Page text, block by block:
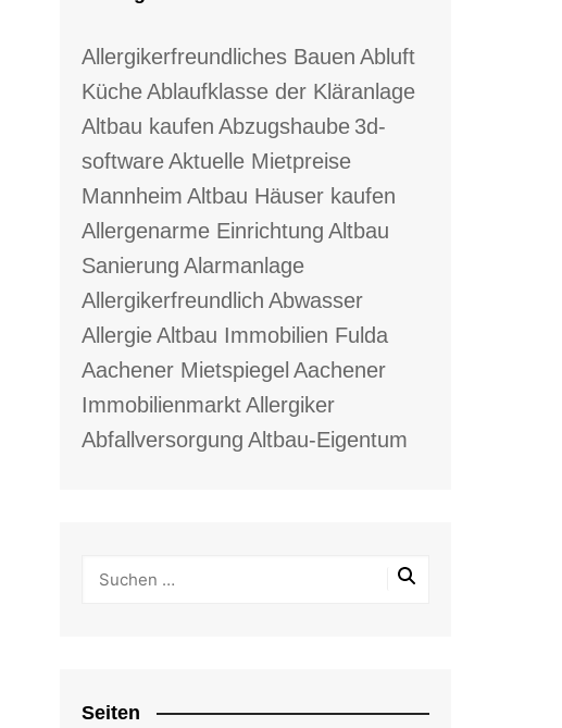
Allergikerfreundliches Bauen Abluft
KücheAblaufklasse der Kläranlage
Altbau kaufen Abzugshaube 3d-
softwareAktuelle Mietpreise
Mannheim Altbau Häuser kaufen
Allergenarme Einrichtung Altbau
Sanierung Alarmanlage
Allergikerfreundlich Abwasser
AllergieAltbau Immobilien Fulda
Aachener Mietspiegel Aachener
ImmobilienmarktAllergiker
Abfallversorgung Altbau-Eigentum
Seiten